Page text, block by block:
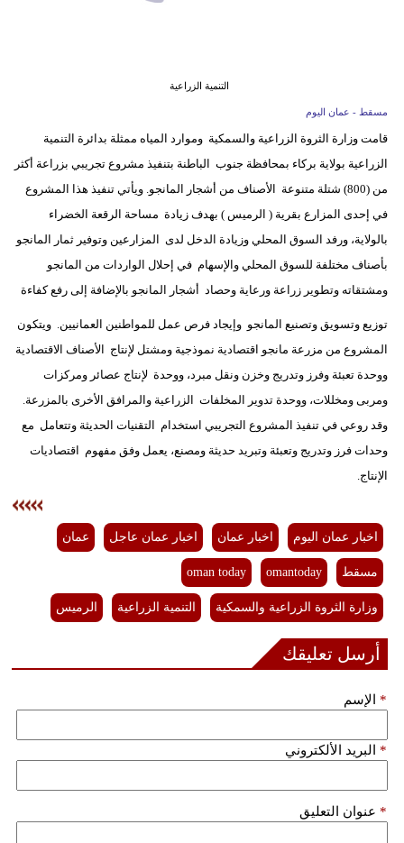
وتكنولوجيا
بيئة
سيارات
التنمية الزراعية
مسقط - عمان اليوم
قامت وزارة الثروة الزراعية والسمكية وموارد المياه ممثلة بدائرة التنمية
الزراعية بولاية بركاء بمحافظة جنوب الباطنة بتنفيذ مشروع تجريبي بزراعة أكثر
من (800) شتلة متنوعة الأصناف من أشجار المانجو. ويأتي تنفيذ هذا المشروع
في إحدى المزارع بقرية ( الرميس ) بهدف زيادة مساحة الرقعة الخضراء
بالولاية، ورفد السوق المحلي وزيادة الدخل لدى المزارعين وتوفير ثمار المانجو
بأصناف مختلفة للسوق المحلي والإسهام في إحلال الواردات من المانجو
ومشتقاته وتطوير زراعة ورعاية وحصاد أشجار المانجو بالإضافة إلى رفع كفاءة
توزيع وتسويق وتصنيع المانجو وإيجاد فرص عمل للمواطنين العمانيين. ويتكون
المشروع من مزرعة مانجو اقتصادية نموذجية ومشتل لإنتاج الأصناف الاقتصادية
ووحدة تعبئة وفرز وتدريج وخزن ونقل مبرد، ووحدة لإنتاج عصائر ومركزات
ومربى ومخللات، ووحدة تدوير المخلفات الزراعية والمرافق الأخرى بالمزرعة.
وقد روعي في تنفيذ المشروع التجريبي استخدام التقنيات الحديثة وتتعامل مع
وحدات فرز وتدريج وتعبئة وتبريد حديثة ومصنع، يعمل وفق مفهوم اقتصاديات
الإنتاج.
اخبار عمان اليوم اخبار عمان اخبار عمان عاجل عمان
مسقط omantoday
oman today
وزارة الثروة الزراعية والسمكية التنمية الزراعية الرميس
أرسل تعليقك
الإسم *
البريد الألكتروني *
عنوان التعليق *